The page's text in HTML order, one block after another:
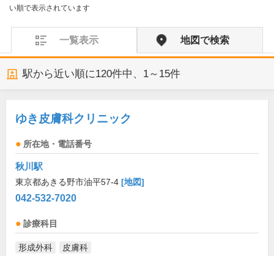
い順で表示されています
一覧表示 地図で検索
駅から近い順に120件中、 1～15件
ゆき皮膚科クリニック
所在地・電話番号
秋川駅
東京都あきる野市油平57-4 [地図]
042-532-7020
診療科目
形成外科 皮膚科